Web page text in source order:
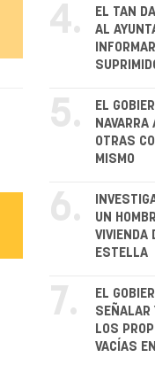
4.
EL TAN
AL
5.
EL
OTRAS
MISMO
6.
UN
VIVIENDA
ESTELLA
7.
EL
SEÑALAR
LOS
VACÍAS